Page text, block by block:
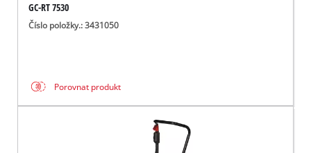
GC-RT 7530
Číslo položky.: 3431050
Porovnat produkt